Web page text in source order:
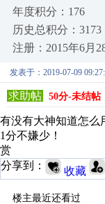
年度积分：176
历史总积分：3173
注册：2015年6月
发表于：2019-07-09
求助帖 50分-未结帖
有没有大神知道怎
1分不嫌少！
赏
分享到：
收藏
楼主最近还看过